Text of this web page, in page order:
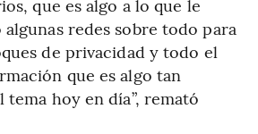
que es algo a lo que le
redes sobre todo para
de privacidad y todo el
que es algo tan
hoy en día”, remató